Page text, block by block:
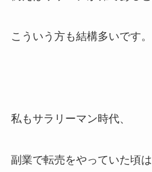
こういう方も結構多いです。
私もサラリーマン時代、
副業で転売をやっていた頃は